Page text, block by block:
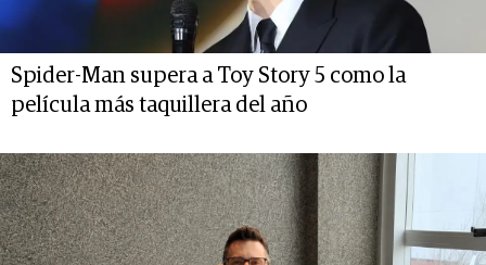
Spider-Man supera a Toy Story 5 como la
película más taquillera del año